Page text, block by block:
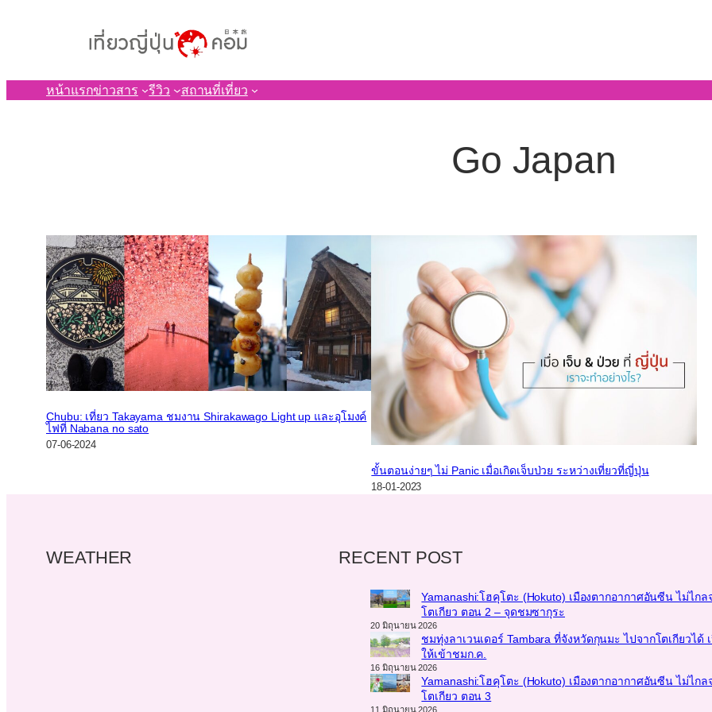
หน้าแรกข่าวสาร รีวิว สถานที่เที่ยว
Go Japan
Chubu: เที่ยว Takayama ชมงาน Shirakawago Light up และอุโมงค์
ไฟที่ Nabana no sato
07-06-2024
ขั้นตอนง่ายๆ ไม่ Panic เมื่อเกิดเจ็บป่วย ระหว่างเที่ยวที่ญี่ปุ่น
18-01-2023
WEATHER RECENT POST
Yamanashi:โฮคุโตะ (Hokuto) เมืองตากอากาศอันซีน ไม่ไกล
โตเกียว ตอน 2 – จุดชมซากุระ
20 มิถุนายน 2026
ชมทุ่งลาเวนเดอร์ Tambara ที่จังหวัดกุนมะ ไปจากโตเกียวได้
ให้เข้าชมก.ค.
16 มิถุนายน 2026
Yamanashi:โฮคุโตะ (Hokuto) เมืองตากอากาศอันซีน ไม่ไกล
โตเกียว ตอน 3
11 มิถุนายน 2026